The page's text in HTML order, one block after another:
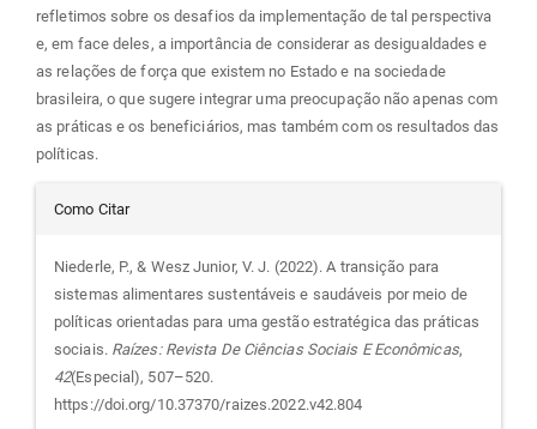
refletimos sobre os desafios da implementação de tal perspectiva
e, em face deles, a importância de considerar as desigualdades e
as relações de força que existem no Estado e na sociedade
brasileira, o que sugere integrar uma preocupação não apenas com
as práticas e os beneficiários, mas também com os resultados das
políticas.
Detalhes
do
artigo
Como Citar
Niederle, P., & Wesz Junior, V. J. (2022). A transição para
sistemas alimentares sustentáveis e saudáveis por meio de
políticas orientadas para uma gestão estratégica das práticas
sociais. Raízes: Revista De Ciências Sociais E Econômicas,
42(Especial), 507–520.
https://doi.org/10.37370/raizes.2022.v42.804